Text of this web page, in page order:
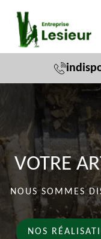
VOTRE
NOUS SOMMES
NOS